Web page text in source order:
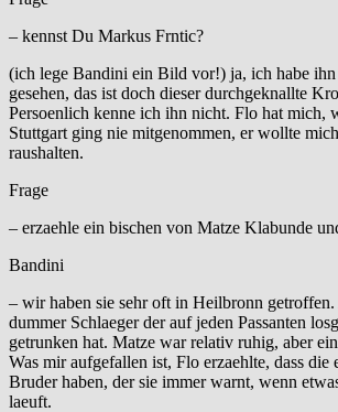
– kennst Du Markus Frntic?
(ich lege Bandini ein Bild vor!) ja, ich habe
gesehen, das ist doch dieser durchgeknallte
Persoenlich kenne ich ihn nicht. Flo hat mich,
Stuttgart ging nie mitgenommen, er wollte
raushalten.
Frage
– erzaehle ein bischen von Matze Klabunde
Bandini
– wir haben sie sehr oft in Heilbronn
dummer Schlaeger der auf jeden Passanten
getrunken hat. Matze war relativ ruhig, aber
Was mir aufgefallen ist, Flo erzaehlte, dass die
Bruder haben, der sie immer warnt, wenn
laeuft.